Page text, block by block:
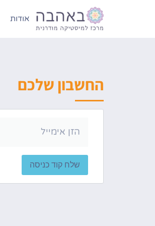
אודות
החשבון שלכם
שלח קוד כניסה